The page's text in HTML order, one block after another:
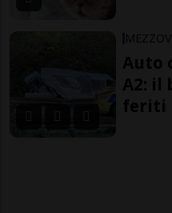
Auto
A2: il
feriti